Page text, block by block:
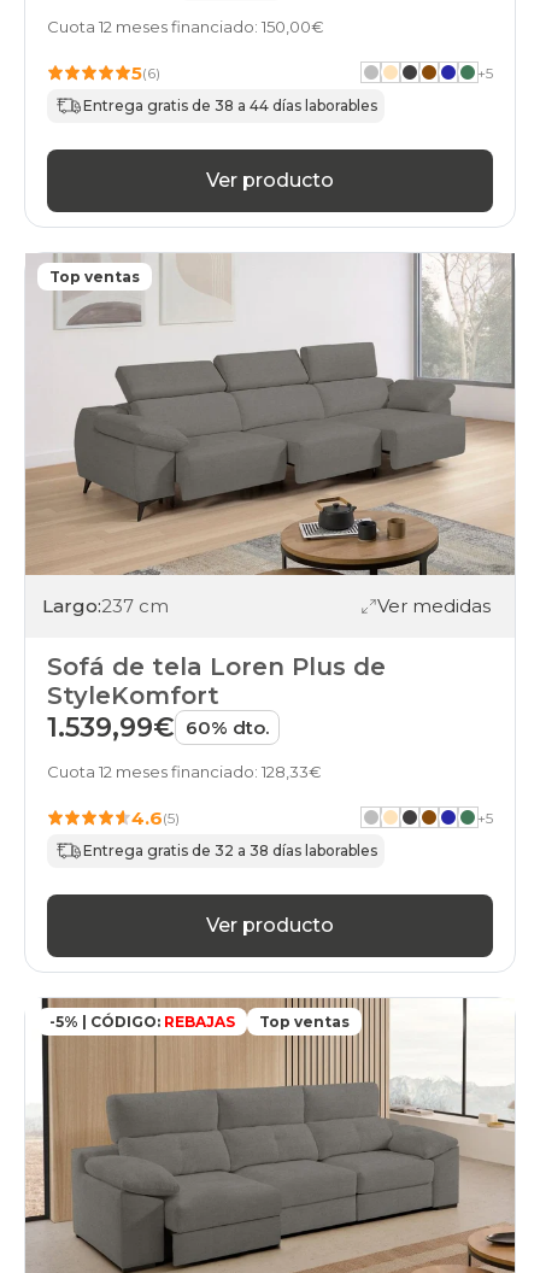
Cuota 12 meses financiado: 150,00€
5(6) +5
Entrega gratis de 38 a 44 días laborables
Ver producto
Top ventas
Largo:237 cm Ver medidas
Sofá de tela Loren Plus de
StyleKomfort
1.539,99€ 60% dto.
Cuota 12 meses financiado: 128,33€
4.6(5) +5
Entrega gratis de 32 a 38 días laborables
Ver producto
-5% | CÓDIGO: REBAJAS Top ventas